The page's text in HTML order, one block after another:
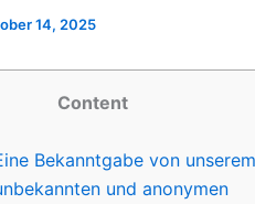
14, 2025
Content
Bekanntgabe von unserem
und anonymen